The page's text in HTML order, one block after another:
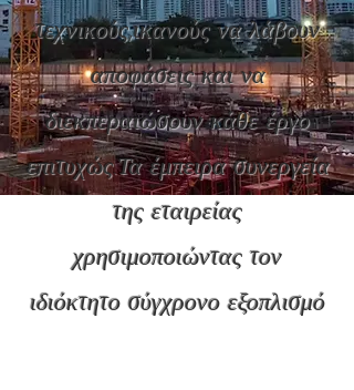
τεχνικούς,ικανούς να λάβουν
αποφάσεις και να
διεκπεραιώσουν κάθε έργο
επιτυχώς.Τα έμπειρα συνεργεία
της εταιρείας
χρησιμοποιώντας τον
ιδιόκτητο σύγχρονο εξοπλισμό